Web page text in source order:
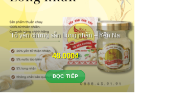
Tổ yến chưng sẵn Long nhãn – Yến Na
48.000₫
ĐỌC TIẾP